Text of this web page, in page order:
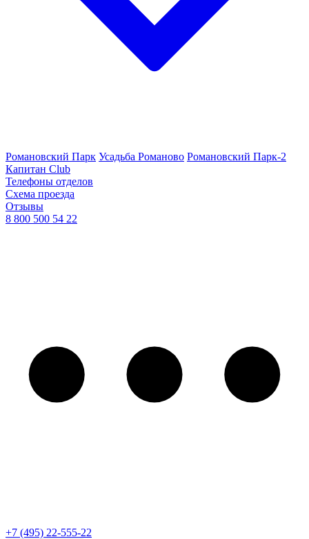
Романовский Парк Усадьба Романово Романовский Парк-2
Капитан Club
Телефоны отделов
Схема проезда
Отзывы
8 800 500 54 22
+7 (495) 22-555-22